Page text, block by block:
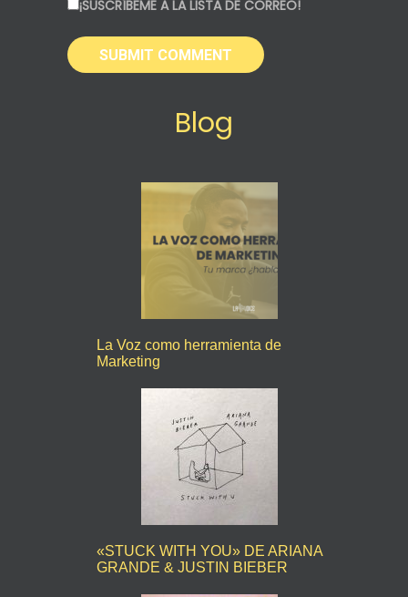
¡SUSCRÍBEME A LA LISTA DE CORREO!
Blog
La Voz como herramienta de
Marketing
«STUCK WITH YOU» DE ARIANA
GRANDE & JUSTIN BIEBER